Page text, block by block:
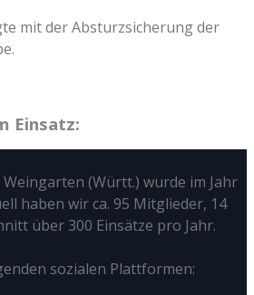
mit der Absturzsicherung der
Einsatz:
(Württ.) wurde im Jahr
haben wir ca. 95 Mitglieder, 14
über 300 Einsätze pro Jahr.
sozialen Plattformen: